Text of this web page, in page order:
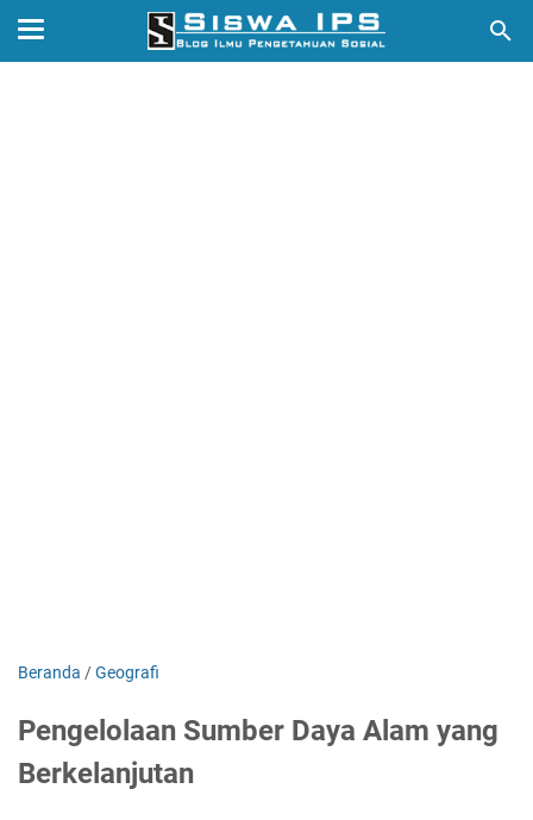
Beranda /Geografi
Pengelolaan Sumber Daya Alam yang
Berkelanjutan